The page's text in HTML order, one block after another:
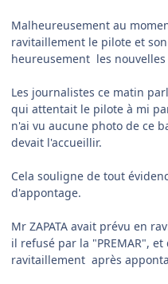
Malheureusement au
ravitaillement le pilote et
heureusement les
Les journalistes ce matin
qui attentait le pilote à mi
n'ai vu aucune photo de ce
devait l'accueillir.
Cela souligne de tout
d'appontage.
Mr ZAPATA avait prévu en
il refusé par la "PREMAR",
ravitaillement après